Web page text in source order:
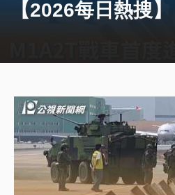
【2026每日熱搜】